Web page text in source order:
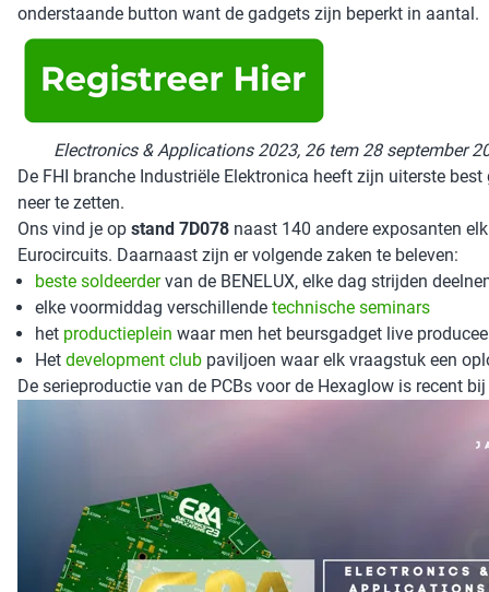
onderstaande button want de gadgets zijn beperkt in aantal.
Electronics & Applications 2023, 26 tem 28 september
De FHI branche Industriële Elektronica heeft zijn uiterste
neer te zetten.
Ons vind je op stand 7D078 naast 140 andere exposanten
Eurocircuits. Daarnaast zijn er volgende zaken te beleven:
beste soldeerdervan de BENELUX, elke dag strijden
elke voormiddag verschillende technische seminars
het productieplein waar men het beursgadget live
Het development club paviljoen waar elk vraagstuk een
De serieproductie van de PCBs voor de Hexaglow is recent